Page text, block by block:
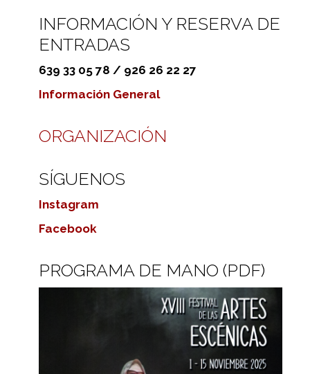
INFORMACIÓN Y RESERVA DE
ENTRADAS
639 33 05 78 / 926 26 22 27
Información General
ORGANIZACIÓN
SÍGUENOS
Instagram
Facebook
PROGRAMA DE MANO (PDF)